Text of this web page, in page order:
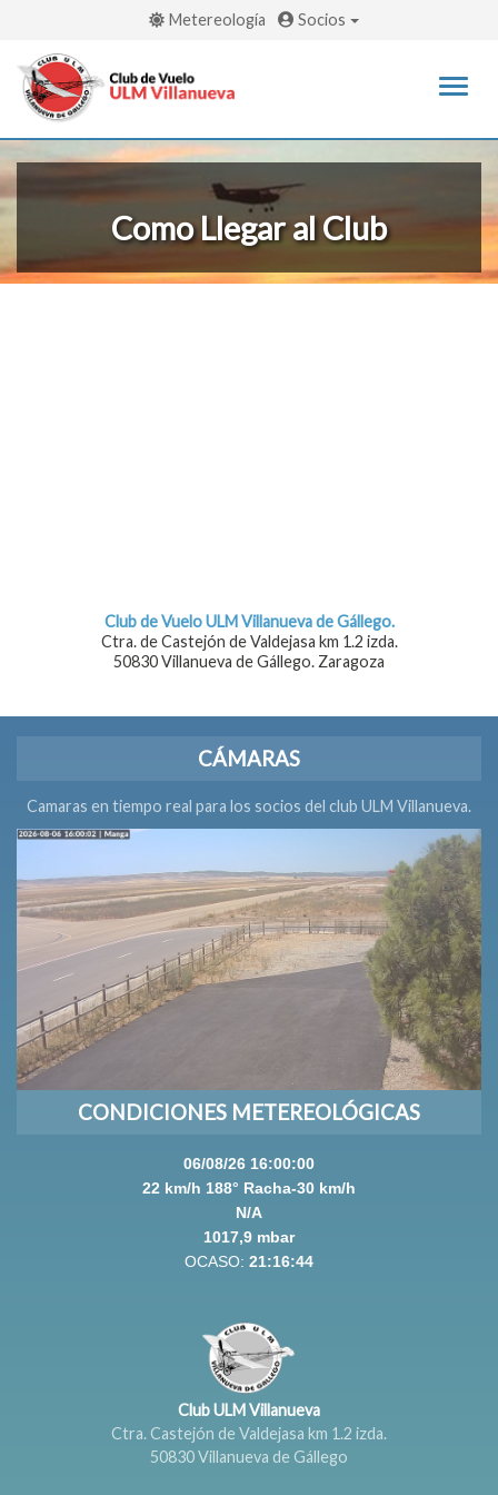
Metereología Socios
Menu
Como Llegar al Club
Club de Vuelo ULM Villanueva de Gállego.
Ctra. de Castejón de Valdejasa km 1.2 izda.
50830 Villanueva de Gállego. Zaragoza
CÁMARAS
Camaras en tiempo real para los socios del club ULM Villanueva.
CONDICIONES METEREOLÓGICAS
Club ULM Villanueva
Ctra. Castejón de Valdejasa km 1.2 izda.
50830 Villanueva de Gállego